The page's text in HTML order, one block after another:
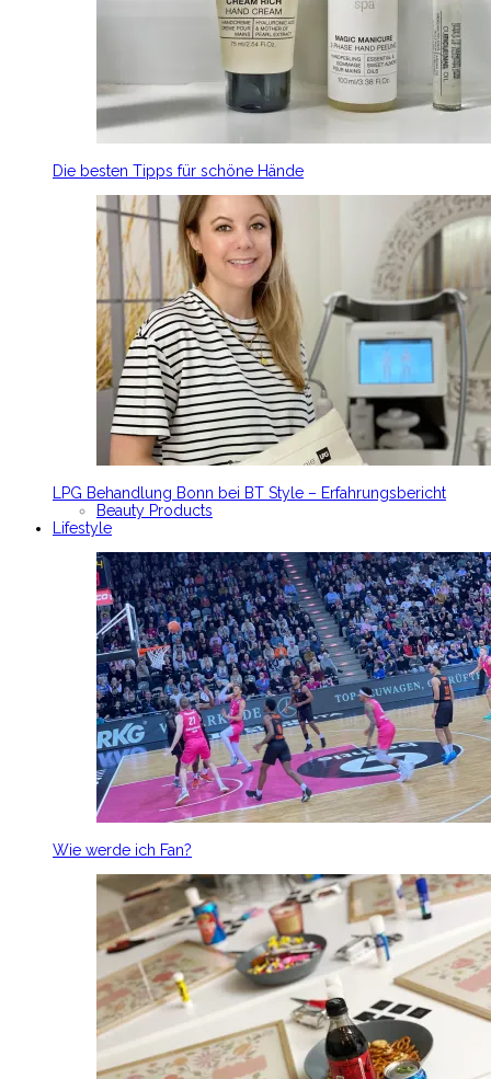
Die besten Tipps für schöne Hände
LPG Behandlung Bonn bei BT Style – Erfahrungsbericht
Beauty Products
Lifestyle
Wie werde ich Fan?